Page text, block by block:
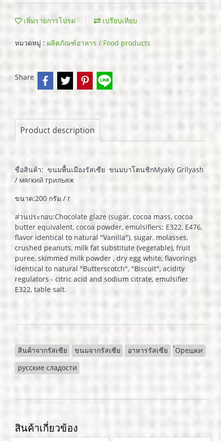
เพิ่มรายการโปรด เปรียบเทียบ
หมวดหมู่ : ผลิตภัณฑ์อาหาร / Food products
Share
Product description
ชื่อสินค้า: ขนมพื้นเมืองรัสเซีย ขนมบาโตนชิกMyaky Grilyash
/ мягкий грильяж
ขนาด:200 กรัม / г
ส่วนประกอบ:Chocolate glaze (sugar, cocoa mass, cocoa
butter equivalent, cocoa powder, emulsifiers: E322, E476,
flavor identical to natural "Vanilla"), sugar, molasses,
crushed peanuts, milk fat substitute (vegetable), fruit
puree, skimmed milk powder , dry egg white, flavorings
identical to natural "Butterscotch", "Biscuit", acidity
regulators - citric acid and sodium citrate, emulsifier
E322, table salt.
สินค้าจากรัสเซีย ขนมจากรัสเซีย อาหารรัสเซีย
๋Орешки
русские сладости
สินค้าเกี่ยวข้อง